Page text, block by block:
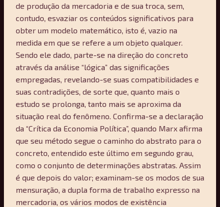
de produção da mercadoria e de sua troca, sem,
contudo, esvaziar os conteúdos significativos para
obter um modelo matemático, isto é, vazio na
medida em que se refere a um objeto qualquer.
Sendo ele dado, parte-se na direção do concreto
através da análise “lógica” das significações
empregadas, revelando-se suas compatibilidades e
suas contradições, de sorte que, quanto mais o
estudo se prolonga, tanto mais se aproxima da
situação real do fenômeno. Confirma-se a declaração
da “Crítica da Economia Política”, quando Marx afirma
que seu método segue o caminho do abstrato para o
concreto, entendido este último em segundo grau,
como o conjunto de determinações abstratas. Assim
é que depois do valor; examinam-se os modos de sua
mensuração, a dupla forma de trabalho expresso na
mercadoria, os vários modos de existência